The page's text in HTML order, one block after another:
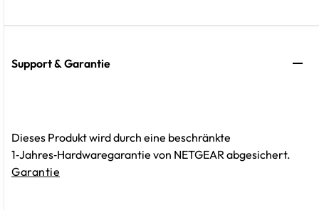
Support & Garantie
Dieses Produkt wird durch eine beschränkte
1‑Jahres‑Hardwaregarantie von NETGEAR abgesichert.
Garantie